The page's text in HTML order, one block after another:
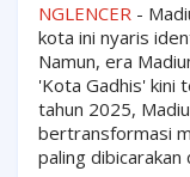
NGLENCER -
kota ini nyaris
Namun, era
'Kota Gadhis' kini
tahun 2025,
bertransformasi
paling dibicarakan